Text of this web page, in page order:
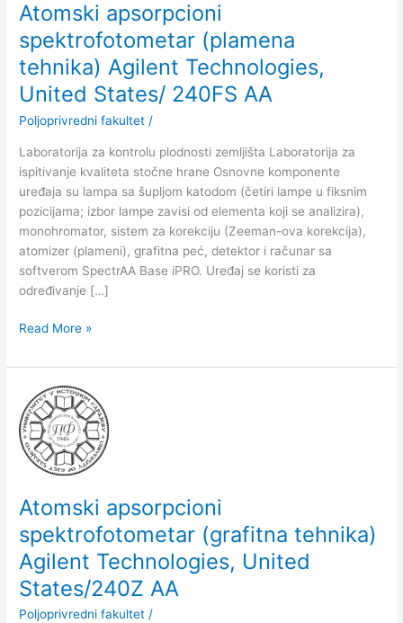
Atomski apsorpcioni
spektrofotometar (plamena
tehnika) Agilent Technologies,
United States/ 240FS AA
Poljoprivredni fakultet /
Laboratorija za kontrolu plodnosti zemljišta Laboratorija za
ispitivanje kvaliteta stočne hrane Osnovne komponente
uređaja su lampa sa šupljom katodom (četiri lampe u fiksnim
pozicijama; izbor lampe zavisi od elementa koji se analizira),
monohromator, sistem za korekciju (Zeeman-ova korekcija),
atomizer (plameni), grafitna peć, detektor i računar sa
softverom SpectrAA Base iPRO. Uređaj se koristi za
određivanje […]
Technologies,
United
States/
240FS
AA
Read More »
Atomski apsorpcioni
spektrofotometar (grafitna tehnika)
Agilent Technologies, United
States/240Z AA
Poljoprivredni fakultet /
Atomski
apsorpcioni
spektrofotometar
(grafitna
tehnika)
Technologies,
United
States/240Z
AA